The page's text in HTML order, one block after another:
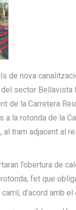
de nova
sector Bellavista
de la Carretera
a la rotonda de la
al tram adjacent al
l’obertura de
fet que
d’acord amb el